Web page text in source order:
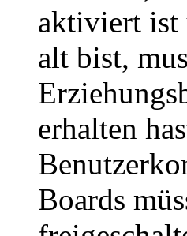
aktiviert ist
alt bist,
erhalten
Boards